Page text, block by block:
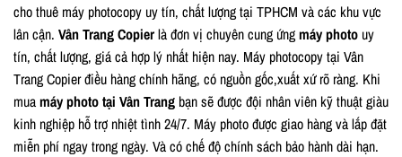
cho thuê máy photocopy uy tín, chất lượng tại TPHCM và các khu vực
lân cận. Vân Trang Copierlà đơn vị chuyên cung ứngmáy photo uy
tín, chất lượng, giá cả hợp lý nhất hiện nay. Máy photocopy tại Vân
Trang Copier điều hàng chính hãng, có nguồn gốc,xuất xứ rõ ràng. Khi
muamáy photo tại Vân Trang bạn sẽ được đội nhân viên kỹ thuật giàu
kinh nghiệp hỗ trợ nhiệt tình 24/7. Máy photo được giao hàng và lắp đặt
miễn phí ngay trong ngày. Và có chế độ chính sách bảo hành dài hạn.